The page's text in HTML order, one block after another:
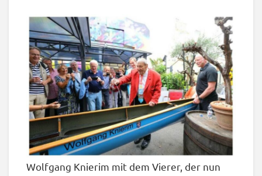
Wolfgang Knierim mit dem Vierer, der nun